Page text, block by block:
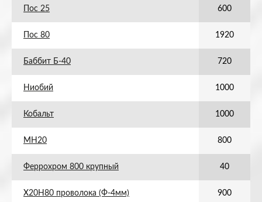
Пос 25 600
Пос 80 1920
Баббит Б-40 720
Ниобий 1000
Кобальт 1000
МН20 800
Феррохром 800 крупный 40
Х20Н80 проволока (Ф-4мм) 900